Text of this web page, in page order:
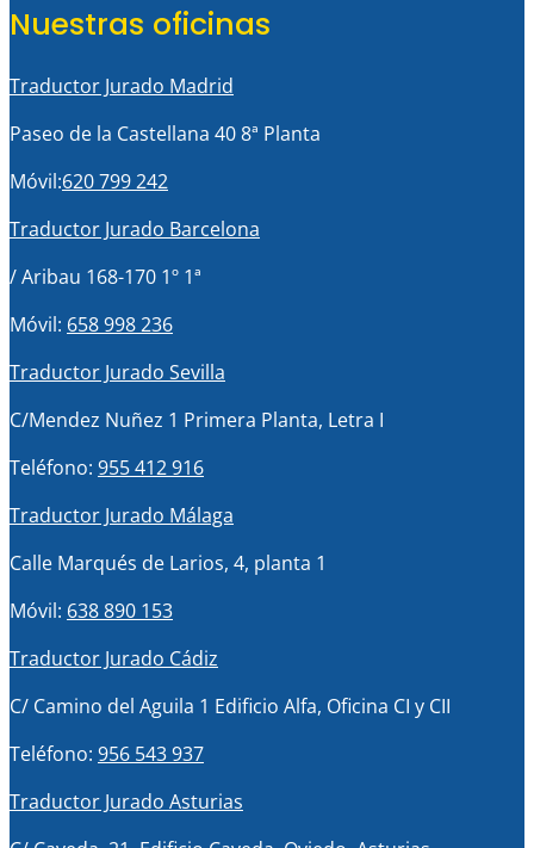
Nuestras oficinas
Traductor Jurado Madrid
Paseo de la Castellana 40 8ª Planta
Móvil:620 799 242
Traductor Jurado Barcelona
/ Aribau 168-170 1º 1ª
Móvil: 658 998 236
Traductor Jurado Sevilla
C/Mendez Nuñez 1 Primera Planta, Letra I
Teléfono: 955 412 916
Traductor Jurado Málaga
Calle Marqués de Larios, 4, planta 1
Móvil: 638 890 153
Traductor Jurado Cádiz
C/ Camino del Aguila 1 Edificio Alfa, Oficina CI y CII
Teléfono: 956 543 937
Traductor Jurado Asturias